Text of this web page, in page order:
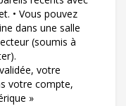
• Vous pouvez
dans une salle
(soumis à
votre
votre compte,
»